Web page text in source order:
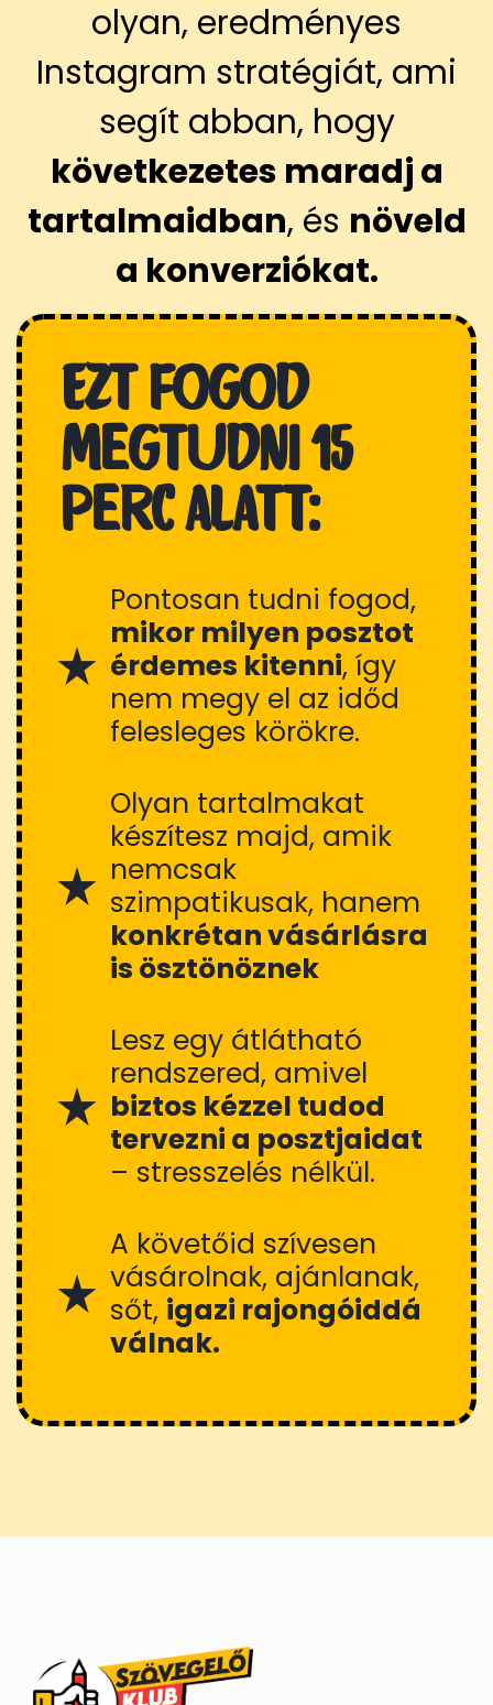
olyan, eredményes
Instagram stratégiát, ami
segít abban, hogy
következetes maradj a
tartalmaidban, és növeld
a konverziókat.
Ezt fogod
megtudni 15
perc alatt:
Pontosan tudni fogod,
mikor milyen posztot
érdemes kitenni, így
nem megy el az időd
felesleges körökre.
Olyan tartalmakat
készítesz majd, amik
nemcsak
szimpatikusak, hanem
konkrétan vásárlásra
is ösztönöznek
Lesz egy átlátható
rendszered, amivel
biztos kézzel tudod
tervezni a posztjaidat
– stresszelés nélkül.
A követőid szívesen
vásárolnak, ajánlanak,
sőt, igazi rajongóiddá
válnak.